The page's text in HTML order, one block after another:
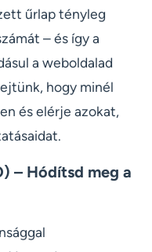
űrlap tényleg
– és így a
a weboldalad
hogy minél
és elérje azokat,
– Hódítsd meg a